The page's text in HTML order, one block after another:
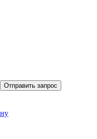
Отправить запрос